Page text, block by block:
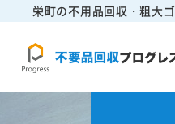
栄町の不用品回収・粗大